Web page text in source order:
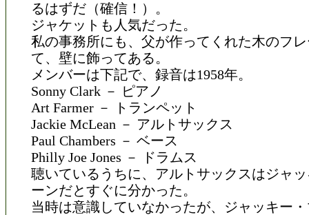
るはずだ（確信！）。
ジャケットも人気だった。
私の事務所にも、父が作ってくれた木のフ
て、壁に飾ってある。
メンバーは下記で、録音は1958年。
Sonny Clark － ピアノ
Art Farmer － トランペット
Jackie McLean － アルトサックス
Paul Chambers － ベース
Philly Joe Jones － ドラムス
聴いているうちに、アルトサックスはジャ
ーンだとすぐに分かった。
当時は意識していなかったが、ジャッキー